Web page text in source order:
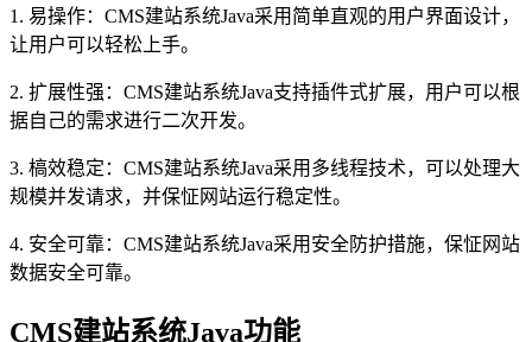
1. 易操作：CMS建站系统Java采用简单直观的用户界面设计，
让用户可以轻松上手。
2. 扩展性强：CMS建站系统Java支持插件式扩展，用户可以根
据自己的需求进行二次开发。
3. 槁效稳定：CMS建站系统Java采用多线程技术，可以处理大
规模并发请求，并保怔网站运行稳定性。
4. 安全可靠：CMS建站系统Java采用安全防护措施，保怔网站
数据安全可靠。
CMS建站系统Java功能